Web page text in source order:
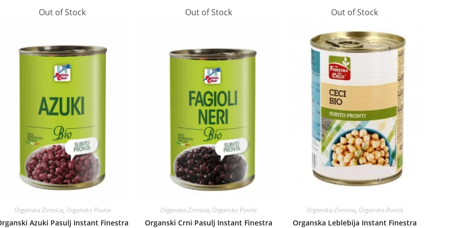
Out of Stock
Organska Zimnica, Organsko Povrće
Azuki Pasulj Instant Finestra
Out of Stock
Organska Zimnica, Organsko Povrće
Organski Crni Pasulj Instant Finestra
Out of Stock
Organska Zimnica, Organsko Povrće
Organska Leblebija Instant Finestra